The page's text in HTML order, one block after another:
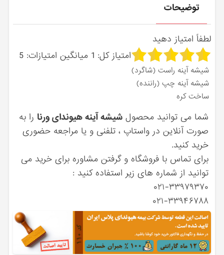
توضیحات
لطفاً امتیاز دهید
امتیاز کل: 1 میانگین امتیازات:5
شیشه آینه راست (شاگرد)
شیشه آینه چپ (راننده)
ساخت کره
شما می توانید محصولشیشه آینه هیوندای ورنا را به
صورت آنلاین در واستاپ ، تلفنی و یا مراجعه حضوری
خرید کنید.
برای تماس با فروشگاه و گرفتن مشاوره برای خرید می
توانید از شماره های زیر استفاده کنید :
۰۲۱-۳۳۹۷۹۳۷۰
۰۲۱-۳۳۹۴۶۷۸۸